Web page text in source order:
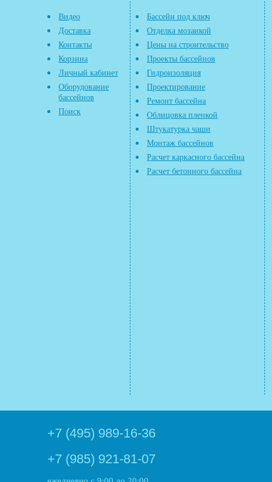
Видео
Доставка
Контакты
Корзина
Личный кабинет
Оборудование
бассейнов
Поиск
Бассейн под ключ
Отделка мозаикой
Цены на строительство
Проекты бассейнов
Гидроизоляция
Проектирование
Ремонт бассейна
Облицовка пленкой
Штукатурка чаши
Монтаж бассейнов
Расчет каркасного бассейна
Расчет бетонного бассейна
+7 (495) 989-16-36
+7 (985) 921-81-07